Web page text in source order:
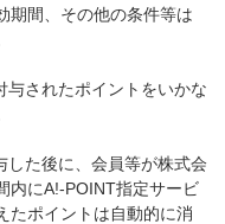
期間、その他の条件等は
されたポイントをいかな
た後に、会員等が株式会
内にA!-POINT指定サービ
たポイントは自動的に消